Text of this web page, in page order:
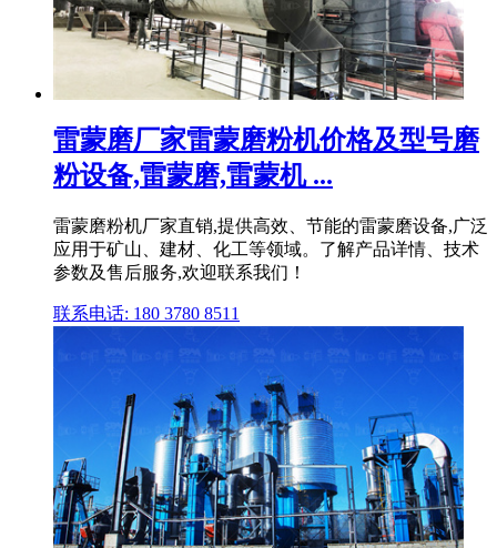
雷蒙磨厂家雷蒙磨粉机价格及型号磨
粉设备,雷蒙磨,雷蒙机 ...
雷蒙磨粉机厂家直销,提供高效、节能的雷蒙磨设备,广泛
应用于矿山、建材、化工等领域。了解产品详情、技术
参数及售后服务,欢迎联系我们！
联系电话: 180 3780 8511